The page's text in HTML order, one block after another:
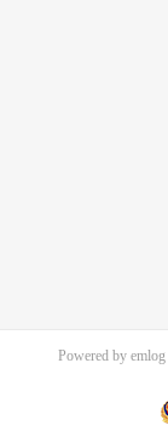
Powered by emlog